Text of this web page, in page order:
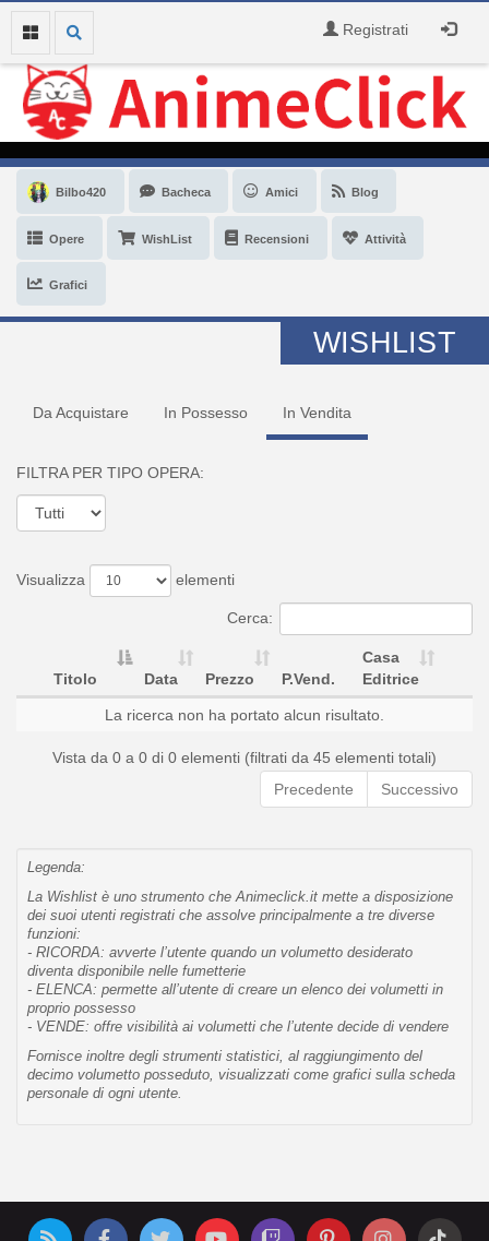
Registrati
Bilbo420 Bacheca Amici Blog
Opere WishList Recensioni Attività
Grafici
WISHLIST
Da Acquistare In Possesso In Vendita
FILTRA PER TIPO OPERA:
Visualizza elementi
Cerca:
Titolo Data Prezzo P.Vend.
Casa
Editrice
La ricerca non ha portato alcun risultato.
Vista da 0 a 0 di 0 elementi (filtrati da 45 elementi totali)
Precedente
Successivo
Legenda:
La Wishlist è uno strumento che Animeclick.it mette a disposizione
dei suoi utenti registrati che assolve principalmente a tre diverse
funzioni:
- RICORDA: avverte l’utente quando un volumetto desiderato
diventa disponibile nelle fumetterie
- ELENCA: permette all’utente di creare un elenco dei volumetti in
proprio possesso
- VENDE: offre visibilità ai volumetti che l’utente decide di vendere
Fornisce inoltre degli strumenti statistici, al raggiungimento del
decimo volumetto posseduto, visualizzati come grafici sulla scheda
personale di ogni utente.